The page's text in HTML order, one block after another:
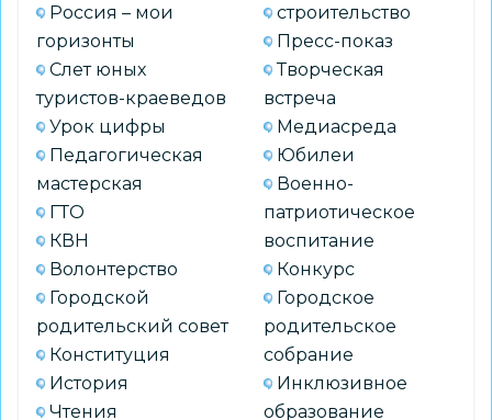
Россия – мои
горизонты
Слет юных
туристов-краеведов
Урок цифры
Педагогическая
мастерская
ГТО
КВН
Волонтерство
Городской
родительский совет
Конституция
История
Чтения
строительство
Пресс-показ
Творческая
встреча
Медиасреда
Юбилеи
Военно-
патриотическое
воспитание
Конкурс
Городское
родительское
собрание
Инклюзивное
образование